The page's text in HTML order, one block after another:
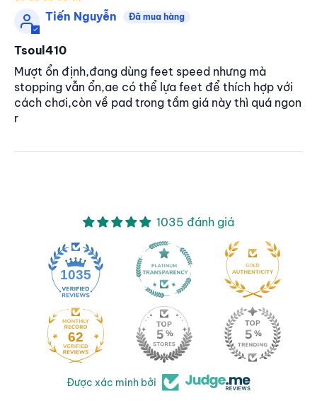
Tiến Nguyễn
Tsoul410
Mượt ổn định,đang dùng feet speed nhưng mà
stopping vẫn ổn,ae có thể lựa feet để thích hợp với
cách chơi,còn về pad trong tầm giá này thì quá ngon
r
1035 đánh giá
1035
62
Được xác minh bởi